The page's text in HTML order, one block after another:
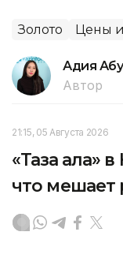
Золото Цены
Адия
Автор
21:15, 05 Августа 2026
«Таза қала»
что мешает